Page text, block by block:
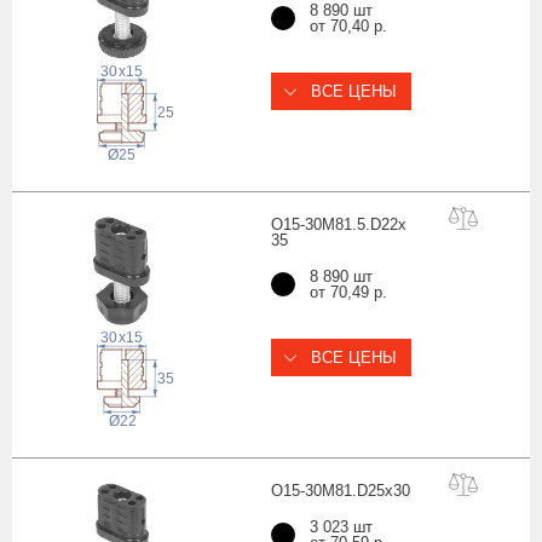
15
x
30
25
Ø25
8 890 шт
от 70,40 р.
ВСЕ ЦЕНЫ
O15-30M81.5.D22x
35
15
x
30
35
Ø22
8 890 шт
от 70,49 р.
ВСЕ ЦЕНЫ
O15-30M81.D25x30
3 023 шт